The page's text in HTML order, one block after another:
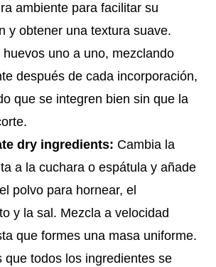
ambiente para facilitar su
y obtener una textura suave.
uno a uno, mezclando
después de cada incorporación,
que se integren bien sin que la
dry ingredients: Cambia la
a la cuchara o espátula y añade
polvo para hornear, el
y la sal. Mezcla a velocidad
que formes una masa uniforme.
que todos los ingredientes se